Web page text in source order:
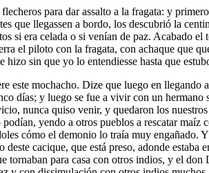
para dar assalto a la fragata: y
que llegassen a bordo, los descubrió la
si era celada o si venían de paz. Acabado
el piloto con la fragata, con achaque que
sin que yo lo entendiesse hasta que
este mochacho. Dize que luego en
días; y luego se fue a vivir con un
nunca quiso venir, y quedaron los
yendo a otros pueblos a rescatar maíz
cómo el demonio lo traía muy engañado.
cacique, que está preso, adonde estaba
para casa con otros indios, y el